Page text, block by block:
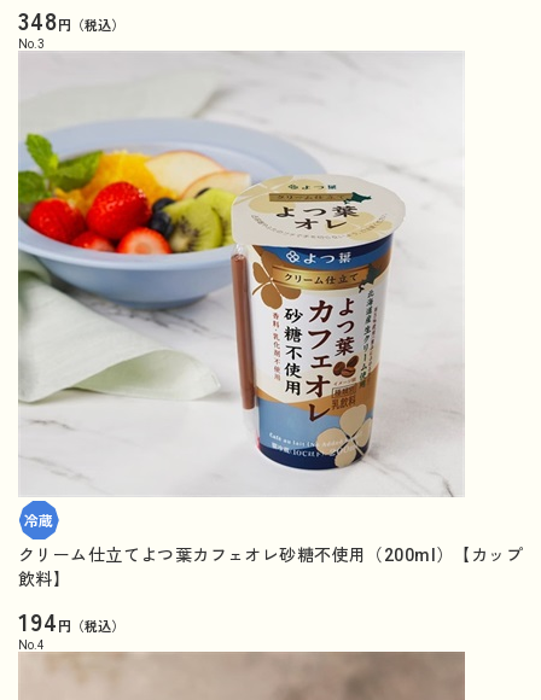
348円（税込）
No. 3
クリーム仕立てよつ葉カフェオレ砂糖不使用（200ml）【カップ
飲料】
194円（税込）
No. 4